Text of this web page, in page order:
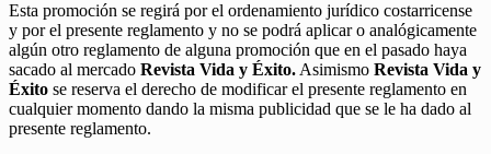
Esta promoción se regirá por el ordenamiento jurídico costarricense
y por el presente reglamento y no se podrá aplicar o analógicamente
algún otro reglamento de alguna promoción que en el pasado haya
sacado al mercado Revista Vida y Éxito. Asimismo Revista Vida y
Éxito se reserva el derecho de modificar el presente reglamento en
cualquier momento dando la misma publicidad que se le ha dado al
presente reglamento.